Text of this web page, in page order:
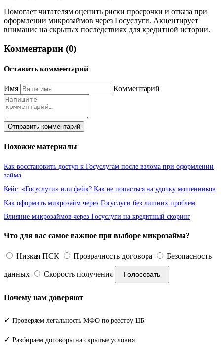
Помогает читателям оценить риски просрочки и отказа при
оформлении микрозаймов через Госуслуги. Акцентирует
внимание на скрытых последствиях для кредитной истории.
Комментарии (0)
Оставить комментарий
Имя Комментарий
Отправить комментарий
Похожие материалы
Как восстановить доступ к Госуслугам после взлома при оформлении
займа
Кейс: «Госуслуги» или фейк? Как не попасться на удочку мошенников
Как оформить микрозайм через Госуслуги без лишних проблем
Влияние микрозаймов через Госуслуги на кредитный скоринг
Что для вас самое важное при выборе микрозайма?
Низкая ПСК Прозрачность договора Безопасность
данных Скорость получения Голосовать
Почему нам доверяют
✓ Проверяем легальность МФО по реестру ЦБ
✓ Разбираем договоры на скрытые условия